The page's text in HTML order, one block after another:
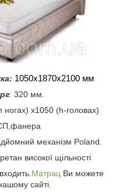
1050х1870х2100 мм
: 320 мм.
ногах) x1050 (h-головах)
механізм Poland.
високої щільності
Матрац Ви можете
сайті.